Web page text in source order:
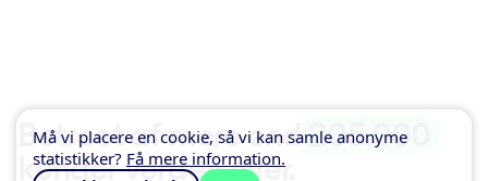
Betroet af mere end205.000
kunder verden over.
Må vi placere en cookie, så vi kan samle anonyme
statistikker? Få mere information.